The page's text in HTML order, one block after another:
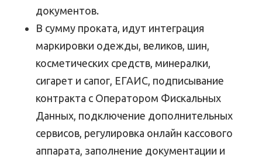
документов.
В сумму проката, идут интеграция
маркировки одежды, великов, шин,
косметических средств, минералки,
сигарет и сапог, ЕГАИС, подписывание
контракта с Оператором Фискальных
Данных, подключение дополнительных
сервисов, регулировка онлайн кассового
аппарата, заполнение документации и